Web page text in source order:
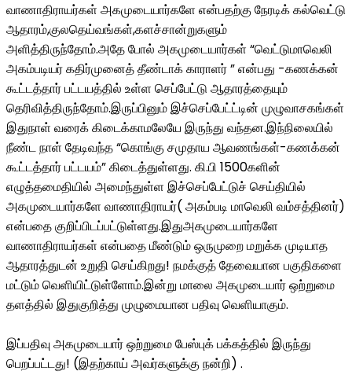
வாணாதிராயர்கள் அகமுடையார்களே என்பதற்கு நேரடிக் கல்வெட்டு
ஆதாரம்,குலதெய்வங்கள்,களச்சான்றுகளும்
அளித்திருந்தோம்.அதே போல் அகமுடையார்கள் “வெட்டுமாவெலி
அகம்படியர் கதிர்முனைத் தீண்டாக் காராளர் ” என்பது -கணக்கன்
கூட்டத்தார் பட்டயத்தில் உள்ள செப்பேட்டு ஆதாரத்தையும்
தெரிவித்திருந்தோம்.இருப்பினும் இச்செப்பேட்ட்டின் முழுவாசகங்கள்
இதுநாள் வரைக் கிடைக்காமலேயே இருந்து வந்தன.இந்நிலையில்
நீண்ட நாள் தேடிவந்த “கொங்கு சமுதாய ஆவணங்கள்-கணக்கன்
கூட்டத்தார் பட்டயம்” கிடைத்துள்ளது. கி.பி 1500களின்
எழுத்தமைதியில் அமைந்துள்ள இச்செப்பேட்டுச் செய்தியில்
அகமுடையார்களே வாணாதிராயர்( அகம்படி மாவெலி வம்சத்தினர்)
என்பதை குறிப்பிடப்பட்டுள்ளது.இதுஅகமுடையார்களே
வாணாதிராயர்கள் என்பதை மீண்டும் ஒருமுறை மறுக்க முடியாத
ஆதாரத்துடன் உறுதி செய்கிறது! நமக்குத் தேவையான பகுதிகளை
மட்டும் வெளியிட்டுள்ளோம்.இன்று மாலை அகமுடையார் ஒற்றுமை
தளத்தில் இதுகுறித்து முழுமையான பதிவு வெளியாகும்.
இப்பதிவு அகமுடையார் ஒற்றுமை பேஸ்புக் பக்கத்தில் இருந்து
பெறப்பட்டது! (இதற்காய் அவர்களுக்கு நன்றி) .